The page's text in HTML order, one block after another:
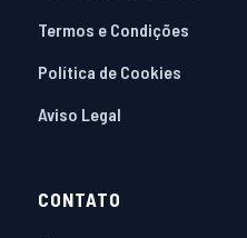
Termos e Condições
Política de Cookies
Aviso Legal
CONTATO